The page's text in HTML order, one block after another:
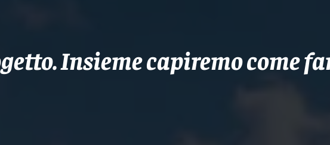
Insieme capiremo come